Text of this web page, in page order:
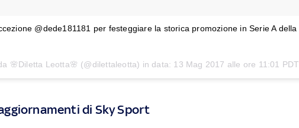
@dede181181 per festeggiare la storica promozione in Serie A della
🌸Diletta Leotta🌸 (@dilettaleotta) in data: 13 Mag 2017 alle ore 11:01 PDT
di Sky Sport